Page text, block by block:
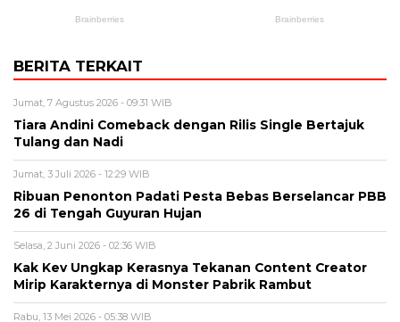
BERITA TERKAIT
Jumat, 7 Agustus 2026 - 09:31 WIB
Tiara Andini Comeback dengan Rilis Single Bertajuk
Tulang dan Nadi
Jumat, 3 Juli 2026 - 12:29 WIB
Ribuan Penonton Padati Pesta Bebas Berselancar PBB
26 di Tengah Guyuran Hujan
Selasa, 2 Juni 2026 - 02:36 WIB
Kak Kev Ungkap Kerasnya Tekanan Content Creator
Mirip Karakternya di Monster Pabrik Rambut
Rabu, 13 Mei 2026 - 05:38 WIB